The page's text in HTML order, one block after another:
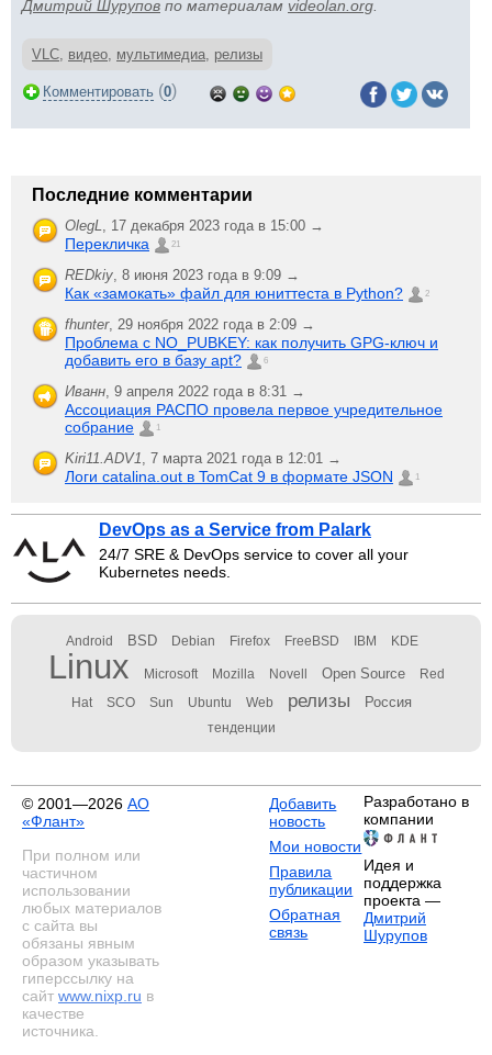
Дмитрий Шурупов по материалам videolan.org
VLC, видео, мультимедиа, релизы
Комментировать (0)
Последние комментарии
OlegL, 17 декабря 2023 года в 15:00 →
Перекличка 21
REDkiy, 8 июня 2023 года в 9:09 →
Как «замокать» файл для юниттеста в Python? 2
fhunter, 29 ноября 2022 года в 2:09 →
Проблема с NO_PUBKEY: как получить GPG-ключ и
добавить его в базу apt?
6
Иванн, 9 апреля 2022 года в 8:31 →
Ассоциация РАСПО провела первое учредительное
собрание
1
Kiri11.ADV1, 7 марта 2021 года в 12:01 →
Логи catalina.out в TomCat 9 в формате JSON 1
DevOps as a Service from Palark
24/7 SRE & DevOps service to cover all your
Kubernetes needs.
Android BSD Debian Firefox FreeBSD IBM KDE
Linux Microsoft Mozilla Novell Open Source Red
Hat SCO Sun Ubuntu Web релизы Россия
тенденции
© 2001—2026 АО
«Флант»
При полном или
частичном
использовании
любых материалов
с сайта вы
обязаны явным
образом указывать
гиперссылку на
сайт www.nixp.ru в
качестве
источника.
Добавить
новость
Мои новости
Правила
публикации
Обратная
связь
Разработано в
компании
Идея и
поддержка
проекта —
Дмитрий
Шурупов